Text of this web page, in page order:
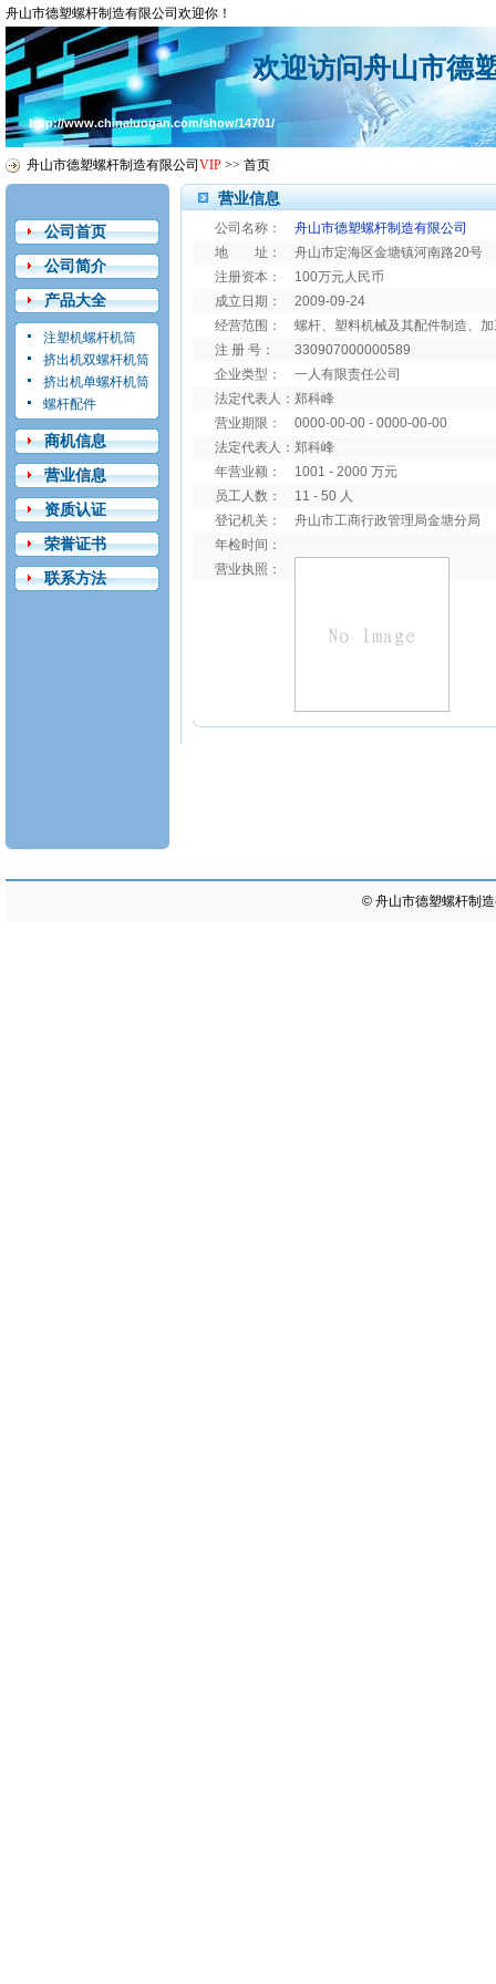
舟山市德塑螺杆制造有限公司欢迎你！
欢迎访问舟山市德
http://www.chinaluogan.com/show/14701/
舟山市德塑螺杆制造有限公司 VIP >> 首页
公司首页
公司简介
产品大全
注塑机螺杆机筒
挤出机双螺杆机筒
挤出机单螺杆机筒
螺杆配件
商机信息
营业信息
资质认证
荣誉证书
联系方法
营业信息
公司名称：
舟山市德塑螺杆制造有限公司
地 址：
舟山市定海区金塘镇河南路20号
注册资本：
100万元人民币
成立日期：
2009-09-24
经营范围：
螺杆、塑料机械及其配件制造、
注 册 号：
330907000000589
企业类型：
一人有限责任公司
法定代表人： 郑科峰
营业期限：
0000-00-00 - 0000-00-00
法定代表人： 郑科峰
年营业额：
1001 - 2000 万元
员工人数：
11 - 50 人
登记机关：
舟山市工商行政管理局金塘分局
年检时间：
营业执照：
© 舟山市德塑螺杆制